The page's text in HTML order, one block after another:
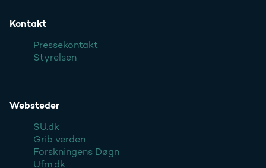
Kontakt
Pressekontakt
Styrelsen
Websteder
SU.dk
Grib verden
Forskningens Døgn
Ufm.dk